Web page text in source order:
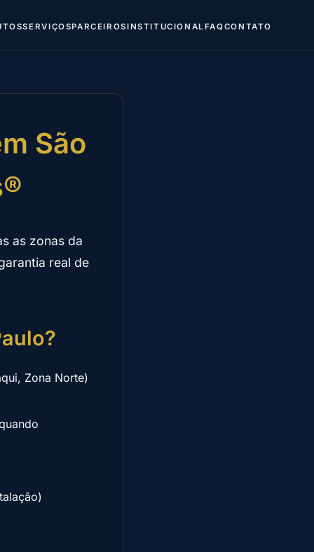
SERVIÇOSPARCEIROS INSTITUCIONAL FAQCONTATO
São
as zonas da
real de
Zona Norte)